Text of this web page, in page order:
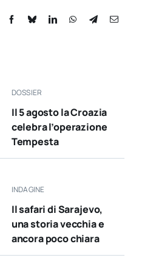
DOSSIER
Il 5 agosto la Croazia
celebra l’operazione
Tempesta
INDAGINE
Il safari di Sarajevo,
una storia vecchia e
ancora poco chiara